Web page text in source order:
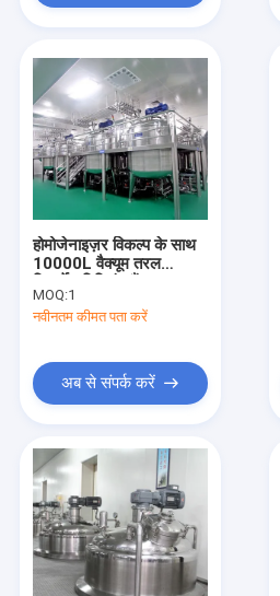
उत्पादों
वीआर दिखाएँ
हमारे बारे में
होमोजेनाइज़र विकल्प के साथ
10000L वैक्यूम तरल
MOQ:1
नवीनतम कीमत पता करें
अब से संपर्क करें